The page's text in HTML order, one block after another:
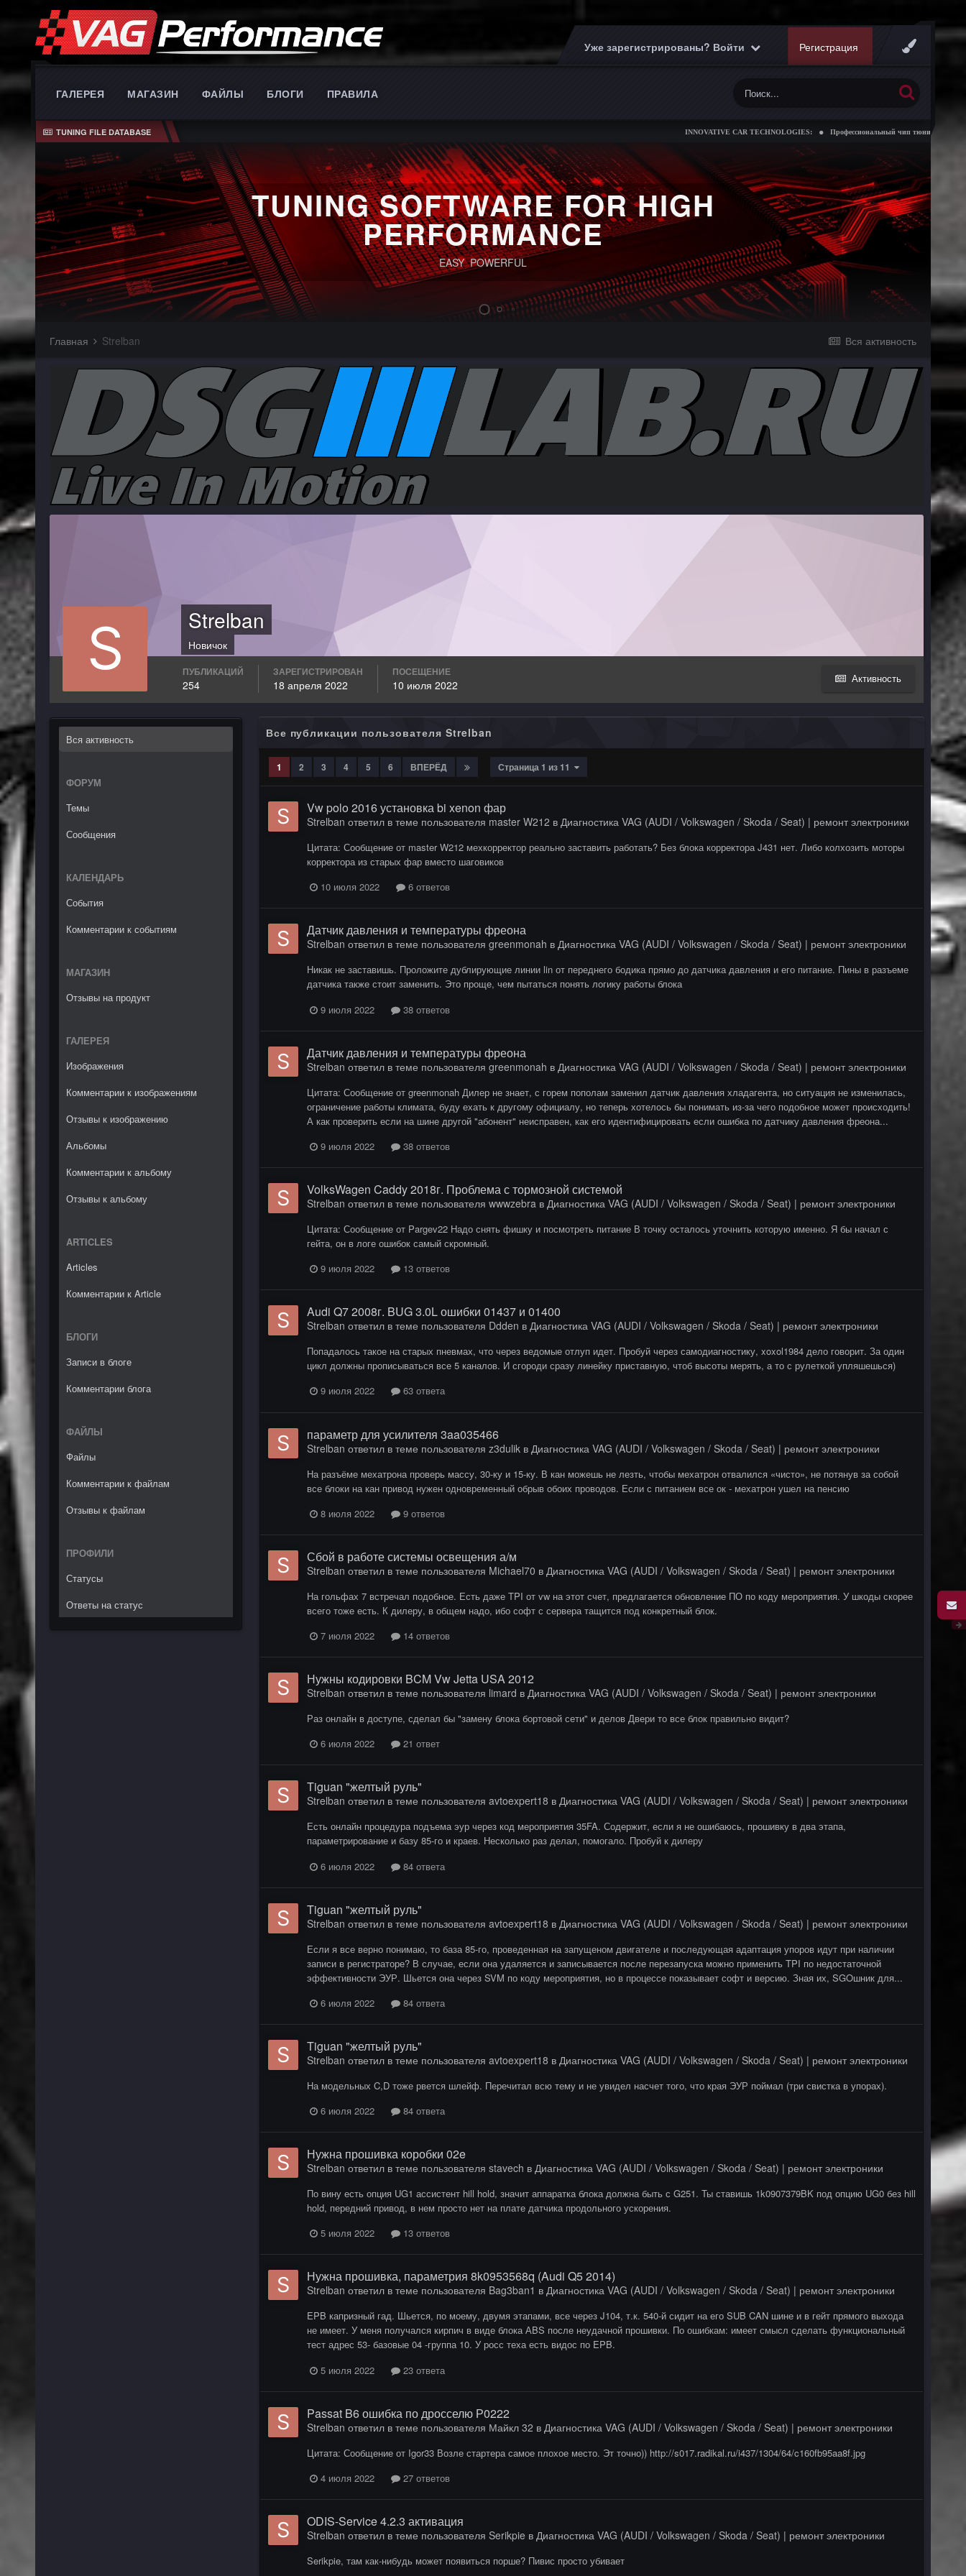
Уже зарегистрированы? Войти Регистрация
ГАЛЕРЕЯ МАГАЗИН ФАЙЛЫ БЛОГИ ПРАВИЛА
TUNING FILE DATABASE INNOVATIVE CAR TECHNOLOGIES: Профессиональный чип тюнинг коробок передач
TUNING SOFTWARE FOR HIGH
PERFORMANCE
EASY POWERFUL
Вся активность
Главная Strelban
Strelban
Новичок
Активность
ПУБЛИКАЦИЙ
254
ЗАРЕГИСТРИРОВАН
18 апреля 2022
ПОСЕЩЕНИЕ
10 июля 2022
Вся активность
ФОРУМ
Темы
Сообщения
КАЛЕНДАРЬ
События
Комментарии к событиям
МАГАЗИН
Отзывы на продукт
ГАЛЕРЕЯ
Изображения
Комментарии к изображениям
Отзывы к изображению
Альбомы
Комментарии к альбому
Отзывы к альбому
ARTICLES
Articles
Комментарии к Article
БЛОГИ
Записи в блоге
Комментарии блога
ФАЙЛЫ
Файлы
Комментарии к файлам
Отзывы к файлам
ПРОФИЛИ
Статусы
Ответы на статус
Все публикации пользователя Strelban
1 2 3 4 5 6 ВПЕРЁД Страница 1 из 11
Vw polo 2016 установка bi xenon фар
Strelban ответил в теме пользователя master W212 в Диагностика VAG (AUDI / Volkswagen / Skoda / Seat) | ремонт электроники
Цитата: Сообщение от master W212 мехкорректор реально заставить работать? Без блока корректора J431 нет. Либо колхозить моторы
корректора из старых фар вместо шаговиков
10 июля 2022
6 ответов
Датчик давления и температуры фреона
Strelban ответил в теме пользователя greenmonah в Диагностика VAG (AUDI / Volkswagen / Skoda / Seat) | ремонт электроники
Никак не заставишь. Проложите дублирующие линии lin от переднего бодика прямо до датчика давления и его питание. Пины в разъеме
датчика также стоит заменить. Это проще, чем пытаться понять логику работы блока
9 июля 2022
38 ответов
Датчик давления и температуры фреона
Strelban ответил в теме пользователя greenmonah в Диагностика VAG (AUDI / Volkswagen / Skoda / Seat) | ремонт электроники
Цитата: Сообщение от greenmonah Дилер не знает, с горем пополам заменил датчик давления хладагента, но ситуация не изменилась,
ограничение работы климата, буду ехать к другому официалу, но теперь хотелось бы понимать из-за чего подобное может происходить!
А как проверить если на шине другой "абонент" неисправен, как его идентифицировать если ошибка по датчику давления фреона...
9 июля 2022
38 ответов
VolksWagen Caddy 2018г. Проблема с тормозной системой
Strelban ответил в теме пользователя wwwzebra в Диагностика VAG (AUDI / Volkswagen / Skoda / Seat) | ремонт электроники
Цитата: Сообщение от Pargev22 Надо снять фишку и посмотреть питание В точку осталось уточнить которую именно. Я бы начал с
гейта, он в логе ошибок самый скромный.
9 июля 2022
13 ответов
Audi Q7 2008г. BUG 3.0L ошибки 01437 и 01400
Strelban ответил в теме пользователя Ddden в Диагностика VAG (AUDI / Volkswagen / Skoda / Seat) | ремонт электроники
Попадалось такое на старых пневмах, что через ведомые отлуп идет. Пробуй через самодиагностику, xoxol1984 дело говорит. За один
цикл должны прописываться все 5 каналов. И сгороди сразу линейку приставную, чтоб высоты мерять, а то с рулеткой упляшешься)
9 июля 2022
63 ответа
параметр для усилителя 3aa035466
Strelban ответил в теме пользователя z3dulikв Диагностика VAG (AUDI / Volkswagen / Skoda / Seat) | ремонт электроники
На разъёме мехатрона проверь массу, 30-ку и 15-ку. В кан можешь не лезть, чтобы мехатрон отвалился «чисто», не потянув за собой
все блоки на кан привод нужен одновременный обрыв обоих проводов. Если с питанием все ок - мехатрон ушел на пенсию
8 июля 2022
9 ответов
Сбой в работе системы освещения а/м
Strelban ответил в теме пользователя Michael70 в Диагностика VAG (AUDI / Volkswagen / Skoda / Seat) | ремонт электроники
На гольфах 7 встречал подобное. Есть даже TPI от vw на этот счет, предлагается обновление ПО по коду мероприятия. У шкоды скорее
всего тоже есть. К дилеру, в общем надо, ибо софт с сервера тащится под конкретный блок.
7 июля 2022
14 ответов
Нужны кодировки BCM Vw Jetta USA 2012
Strelban ответил в теме пользователя limard в Диагностика VAG (AUDI / Volkswagen / Skoda / Seat) | ремонт электроники
Раз онлайн в доступе, сделал бы "замену блока бортовой сети" и делов Двери то все блок правильно видит?
6 июля 2022
21 ответ
Tiguan "желтый руль"
Strelban ответил в теме пользователя avtoexpert18 в Диагностика VAG (AUDI / Volkswagen / Skoda / Seat) | ремонт электроники
Есть онлайн процедура подъема эур через код мероприятия 35FA. Содержит, если я не ошибаюсь, прошивку в два этапа,
параметрирование и базу 85-го и краев. Несколько раз делал, помогало. Пробуй к дилеру
6 июля 2022
84 ответа
Tiguan "желтый руль"
Strelban ответил в теме пользователя avtoexpert18 в Диагностика VAG (AUDI / Volkswagen / Skoda / Seat) | ремонт электроники
Если я все верно понимаю, то база 85-го, проведенная на запущеном двигателе и последующая адаптация упоров идут при наличии
записи в регистраторе? В случае, если она удаляется и записывается после перезапуска можно применить TPI по недостаточной
эффективности ЭУР. Шьется она через SVM по коду мероприятия, но в процессе показывает софт и версию. Зная их, SGOшник для...
6 июля 2022
84 ответа
Tiguan "желтый руль"
Strelban ответил в теме пользователя avtoexpert18 в Диагностика VAG (AUDI / Volkswagen / Skoda / Seat) | ремонт электроники
На модельных C,D тоже рвется шлейф. Перечитал всю тему и не увидел насчет того, что края ЭУР поймал (три свистка в упорах).
6 июля 2022
84 ответа
Нужна прошивка коробки 02e
Strelban ответил в теме пользователя stavech в Диагностика VAG (AUDI / Volkswagen / Skoda / Seat) | ремонт электроники
По вину есть опция UG1 ассистент hill hold, значит аппаратка блока должна быть с G251. Ты ставишь 1k0907379BK под опцию UG0 без hill
hold, передний привод, в нем просто нет на плате датчика продольного ускорения.
5 июля 2022
13 ответов
Нужна прошивка, параметрия 8k0953568q (Audi Q5 2014)
Strelban ответил в теме пользователя Bag3ban1 в Диагностика VAG (AUDI / Volkswagen / Skoda / Seat) | ремонт электроники
EPB капризный гад. Шьется, по моему, двумя этапами, все через J104, т.к. 540-й сидит на его SUB CAN шине и в гейт прямого выхода
не имеет. У меня получался кирпич в виде блока АBS после неудачной прошивки. По ошибкам: имеет смысл сделать функциональный
тест адрес 53- базовые 04 -группа 10. У росс теха есть видос по EPB.
5 июля 2022
23 ответа
Passat B6 ошибка по дросселю Р0222
Strelban ответил в теме пользователя Майкл 32 в Диагностика VAG (AUDI / Volkswagen / Skoda / Seat) | ремонт электроники
Цитата: Сообщение от Igor33 Возле стартера самое плохое место. Эт точно)) http://s017.radikal.ru/i437/1304/64/c160fb95aa8f.jpg
4 июля 2022
27 ответов
ODIS-Service 4.2.3 активация
Strelban ответил в теме пользователя Serikpie в Диагностика VAG (AUDI / Volkswagen / Skoda / Seat) | ремонт электроники
Serikpie, там как-нибудь может появиться порше? Пивис просто убивает